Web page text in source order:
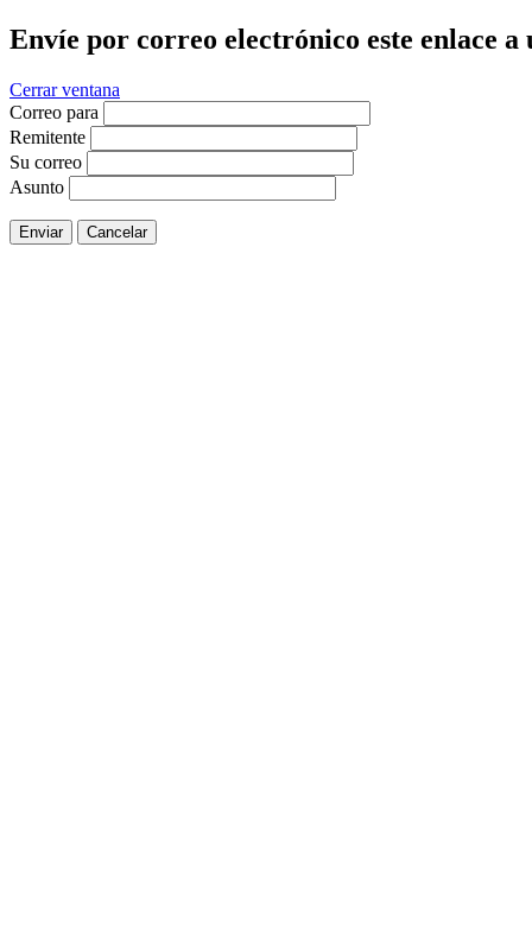
Envíe por correo electrónico este enlace a
Cerrar ventana
Correo para
Remitente
Su correo
Asunto
Enviar Cancelar